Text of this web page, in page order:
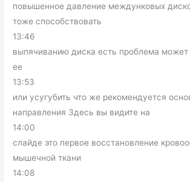
повышенное давление междунковых
тоже способствовать
13:46
выпячиванию диска есть проблема может
ее
13:53
или усугубить что же рекомендуется
направления Здесь вы видите на
14:00
слайде это первое восстановление
мышечной ткани
14:08